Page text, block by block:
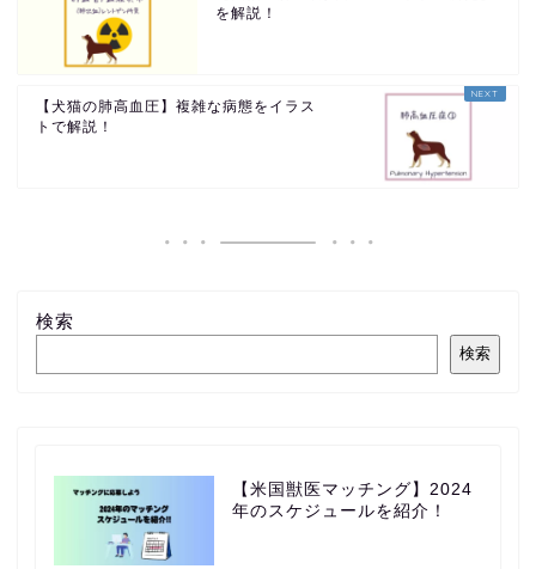
を解説！
【犬猫の肺高血圧】複雑な病態をイラス
トで解説！
検索
検索
【米国獣医マッチング】2024
年のスケジュールを紹介！